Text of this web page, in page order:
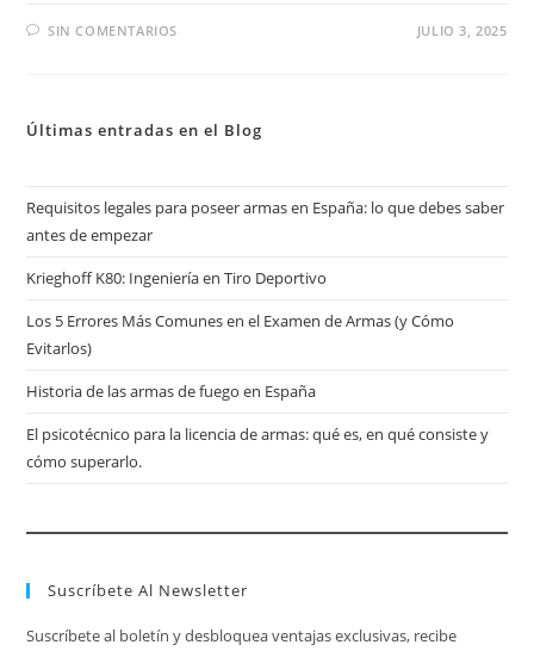
SIN COMENTARIOS JULIO 3, 2025
Últimas entradas en el Blog
Requisitos legales para poseer armas en España: lo que debes saber
antes de empezar
Krieghoff K80: Ingeniería en Tiro Deportivo
Los 5 Errores Más Comunes en el Examen de Armas (y Cómo
Evitarlos)
Historia de las armas de fuego en España
El psicotécnico para la licencia de armas: qué es, en qué consiste y
cómo superarlo.
Suscríbete Al Newsletter
Suscríbete al boletín y desbloquea ventajas exclusivas, recibe